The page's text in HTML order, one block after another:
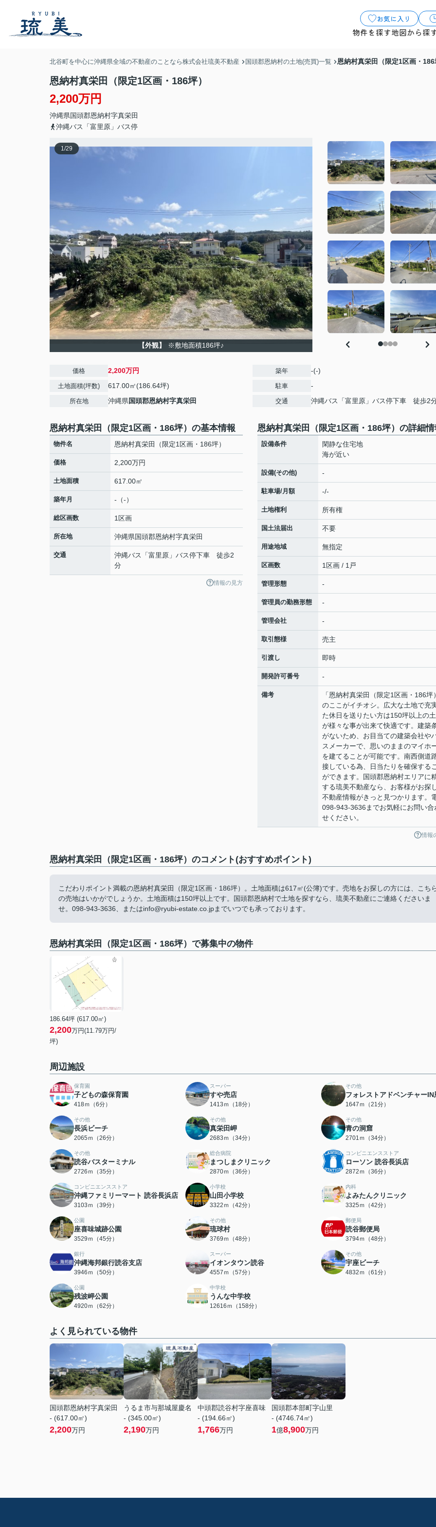
お気に入り
物件を探す地図から探
北谷町を中心に沖縄県全域の不動産のことなら株式会社琉美不動産 国頭郡恩納村の土地(売買)一覧 恩納村真栄田（限定1区画・186
恩納村真栄田（限定1区画・186坪）
2,200万円
沖縄県国頭郡恩納村字真栄田
沖縄バス「富里原」バス停
1/29
【外観】 ※敷地面積186坪♪
価格 2,200万円
土地面積(坪数) 617.00㎡(186.64坪)
所在地 沖縄県国頭郡恩納村字真栄田
築年 -(-)
駐車 -
交通 沖縄バス「富里原」バス停下車 徒歩2
恩納村真栄田（限定1区画・186坪）の基本情報
物件名 恩納村真栄田（限定1区画・186坪）
価格 2,200万円
土地面積 617.00㎡
築年月 -（-）
総区画数 1区画
所在地 沖縄県国頭郡恩納村字真栄田
交通
沖縄バス「富里原」バス停下車 徒歩2
分
情報の見方
恩納村真栄田（限定1区画・186坪）の詳細
設備条件
閑静な住宅地
海が近い
設備(その他) -
駐車場/月額 -/-
土地権利 所有権
国土法届出 不要
用途地域 無指定
区画数 1区画 / 1戸
管理形態 -
管理員の勤務形態 -
管理会社 -
取引態様 売主
引渡し 即時
開発許可番号 -
備考
「恩納村真栄田（限定1区画・186坪
のここがイチオシ。広大な土地で充
た休日を送りたい方は150坪以上の
が様々な事が出来て快適です。建築
がないため、お目当ての建築会社や
スメーカーで、思いのままのマイホ
を建てることが可能です。南西側道
接している為、日当たりを確保する
ができます。国頭郡恩納村エリアに
する琉美不動産なら、お客様がお探
不動産情報がきっと見つかります。
098-943-3636までお気軽にお問い合
せください。
情報
恩納村真栄田（限定1区画・186坪）のコメント(おすすめポイント)
こだわりポイント満載の恩納村真栄田（限定1区画・186坪）。土地面積は617㎡(公簿)です。売地をお探しの方には、こち
の売地はいかがでしょうか。土地面積は150坪以上です。国頭郡恩納村で土地を探すなら、琉美不動産にご連絡くださいま
せ。098-943-3636、またはinfo@ryubi-estate.co.jpまでいつでも承っております。
恩納村真栄田（限定1区画・186坪）で募集中の物件
186.64坪 (617.00㎡)
2,200万円(11.79万円/
坪)
周辺施設
保育園
子どもの森保育園
418ｍ（6分）
スーパー
すや売店
1413ｍ（18分）
その他
フォレストアドベンチャーIN
1647ｍ（21分）
その他
長浜ビーチ
2065ｍ（26分）
その他
真栄田岬
2683ｍ（34分）
その他
青の洞窟
2701ｍ（34分）
その他
読谷バスターミナル
2726ｍ（35分）
総合病院
まつしまクリニック
2870ｍ（36分）
コンビニエンスストア
ローソン 読谷長浜店
2872ｍ（36分）
コンビニエンスストア
沖縄ファミリーマート 読谷長浜店
3103ｍ（39分）
小学校
山田小学校
3322ｍ（42分）
内科
よみたんクリニック
3325ｍ（42分）
公園
座喜味城跡公園
3529ｍ（45分）
その他
琉球村
3769ｍ（48分）
郵便局
読谷郵便局
3794ｍ（48分）
銀行
沖縄海邦銀行読谷支店
3946ｍ（50分）
スーパー
イオンタウン読谷
4557ｍ（57分）
その他
宇座ビーチ
4832ｍ（61分）
公園
残波岬公園
4920ｍ（62分）
中学校
うんな中学校
12616ｍ（158分）
よく見られている物件
国頭郡恩納村字真栄田
- (617.00㎡)
2,200万円
うるま市与那城屋慶名
- (345.00㎡)
2,190万円
中頭郡読谷村字座喜味
- (194.66㎡)
1,766万円
国頭郡本部町字山里
- (4746.74㎡)
1億8,900万円